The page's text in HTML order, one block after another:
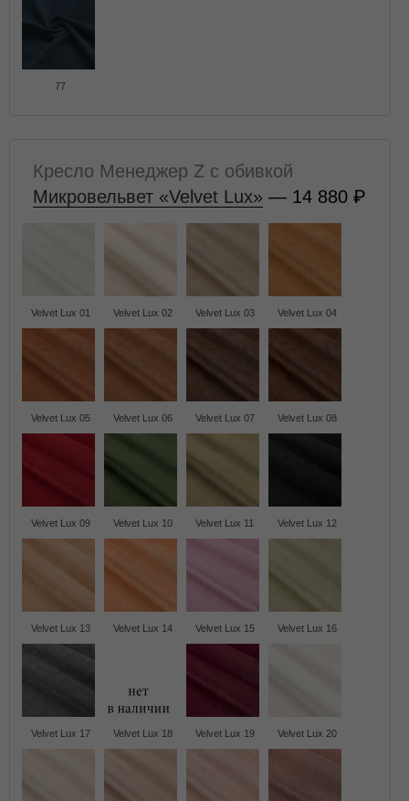
77
Кресло Менеджер Z с обивкой
Микровельвет «Velvet Lux» — 14 880
Velvet Lux 01 Velvet Lux 02 Velvet Lux 03 Velvet Lux 04
Velvet Lux 05 Velvet Lux 06 Velvet Lux 07 Velvet Lux 08
Velvet Lux 09 Velvet Lux 10 Velvet Lux 11 Velvet Lux 12
Velvet Lux 13 Velvet Lux 14 Velvet Lux 15 Velvet Lux 16
Velvet Lux 17 Velvet Lux 18 Velvet Lux 19 Velvet Lux 20